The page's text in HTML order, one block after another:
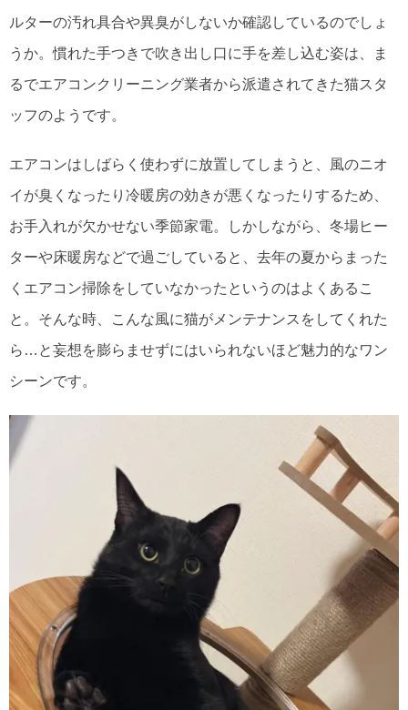
ルターの汚れ具合や異臭がしないか確認しているのでしょ
うか。慣れた手つきで吹き出し口に手を差し込む姿は、ま
るでエアコンクリーニング業者から派遣されてきた猫スタ
ッフのようです。
エアコンはしばらく使わずに放置してしまうと、風のニオ
イが臭くなったり冷暖房の効きが悪くなったりするため、
お手入れが欠かせない季節家電。しかしながら、冬場ヒー
ターや床暖房などで過ごしていると、去年の夏からまった
くエアコン掃除をしていなかったというのはよくあるこ
と。そんな時、こんな風に猫がメンテナンスをしてくれた
ら…と妄想を膨らませずにはいられないほど魅力的なワン
シーンです。